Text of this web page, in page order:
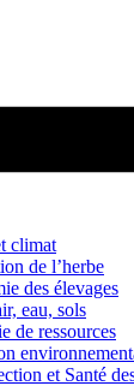
climat
de l’herbe
des élevages
eau, sols
de ressources
et Santé